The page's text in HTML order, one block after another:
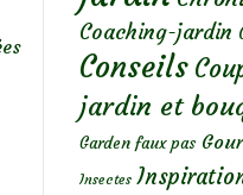
Coaching-jardin
Conseils
jardin et
Garden faux pas
Insectes